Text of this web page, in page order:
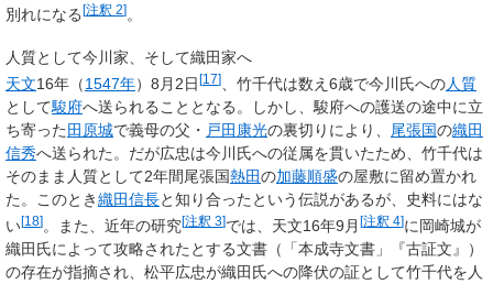
別れになる[注釈 2]。
人質として今川家、そして織田家へ
天文16年（1547年）8月2日 [17]、竹千代は数え6歳で今川氏への人質
として駿府へ送られることとなる。しかし、駿府への護送の途中に立
ち寄った 田原城で義母の父・ 戸田康光の裏切りにより、 尾張国の織田
信秀へ送られた。だが広忠は今川氏への従属を貫いたため、竹千代は
そのまま人質として2年間尾張国熱田の加藤順盛の屋敷に留め置かれ
た。このとき織田信長と知り合ったという伝説があるが、史料にはな
い[18]。また、近年の研究[注釈 3]では、天文16年9月 [注釈 4]に岡崎城が
織田氏によって攻略されたとする文書（「本成寺文書」『古証文』）
の存在が指摘され、松平広忠が織田氏への降伏の証として竹千代を人